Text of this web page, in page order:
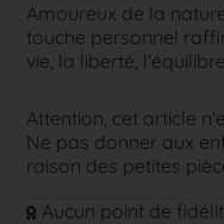
Amoureux de la
touche personnel
vie, la liberté,
Attention, cet article
Ne pas donner aux
raison des petites
Aucun point de